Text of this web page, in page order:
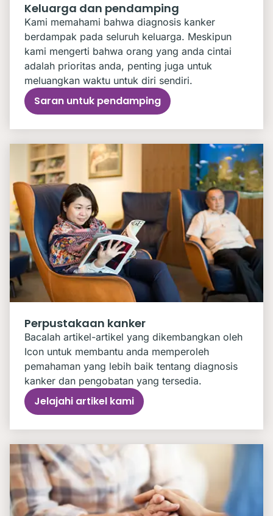
Keluarga dan pendamping
Kami memahami bahwa diagnosis kanker
berdampak pada seluruh keluarga. Meskipun
kami mengerti bahwa orang yang anda cintai
adalah prioritas anda, penting juga untuk
meluangkan waktu untuk diri sendiri.
Saran untuk pendamping
Perpustakaan kanker
Bacalah artikel-artikel yang dikembangkan oleh
Icon untuk membantu anda memperoleh
pemahaman yang lebih baik tentang diagnosis
kanker dan pengobatan yang tersedia.
Jelajahi artikel kami